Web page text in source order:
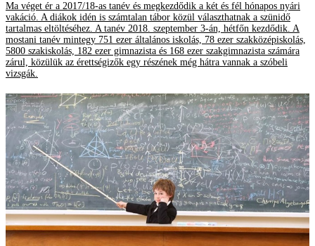
Ma véget ér a 2017/18-as tanév és megkezdődik a két és fél hónapos nyári
vakáció. A diákok idén is számtalan tábor közül választhatnak a szünidő
tartalmas eltöltéséhez. A tanév 2018. szeptember 3-án, hétfőn kezdődik. A
mostani tanév mintegy 751 ezer általános iskolás, 78 ezer szakközépiskolás,
5800 szakiskolás, 182 ezer gimnazista és 168 ezer szakgimnazista számára
zárul, közülük az érettségizők egy részének még hátra vannak a szóbeli
vizsgák.